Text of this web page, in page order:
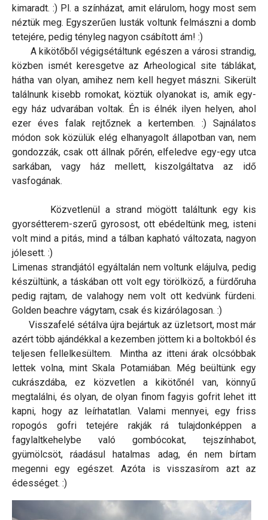
kimaradt. :) Pl. a színházat, amit elárulom, hogy most sem
néztük meg. Egyszerűen lusták voltunk felmászni a domb
tetejére, pedig tényleg nagyon csábított ám! :)
A kikötőből végigsétáltunk egészen a városi strandig,
közben ismét keresgetve az Arheological site táblákat,
hátha van olyan, amihez nem kell hegyet mászni. Sikerült
találnunk kisebb romokat, köztük olyanokat is, amik egy-
egy ház udvarában voltak. Én is élnék ilyen helyen, ahol
ezer éves falak rejtőznek a kertemben. :) Sajnálatos
módon sok közülük elég elhanyagolt állapotban van, nem
gondozzák, csak ott állnak pőrén, elfeledve egy-egy utca
sarkában, vagy ház mellett, kiszolgáltatva az idő
vasfogának.
Közvetlenül a strand mögött találtunk egy kis
gyorsétterem-szerű gyrosost, ott ebédeltünk meg, isteni
volt mind a pitás, mind a tálban kapható változata, nagyon
jólesett. :)
Limenas strandjától egyáltalán nem voltunk elájulva, pedig
készültünk, a táskában ott volt egy törölköző, a fürdőruha
pedig rajtam, de valahogy nem volt ott kedvünk fürdeni.
Golden beachre vágytam, csak és kizárólagosan. :)
Visszafelé sétálva újra bejártuk az üzletsort, most már
azért több ajándékkal a kezemben jöttem ki a boltokból és
teljesen fellelkesültem. Mintha az itteni árak olcsóbbak
lettek volna, mint Skala Potamiában. Még beültünk egy
cukrászdába, ez közvetlen a kikötőnél van, könnyű
megtalálni, és olyan, de olyan finom fagyis gofrit lehet itt
kapni, hogy az leírhatatlan. Valami mennyei, egy friss
ropogós gofri tetejére rakják rá tulajdonképpen a
fagylaltkehelybe való gombócokat, tejszínhabot,
gyümölcsöt, ráadásul hatalmas adag, én nem bírtam
megenni egy egészet. Azóta is visszasírom azt az
édességet. :)